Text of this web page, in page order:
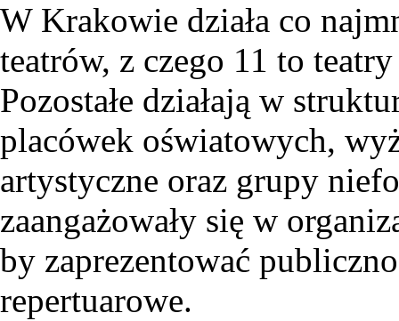
W Krakowie działa co
teatrów, z czego 11 to
Pozostałe działają w
placówek oświatowych,
artystyczne oraz grupy
zaangażowały się w
by zaprezentować
repertuarowe.